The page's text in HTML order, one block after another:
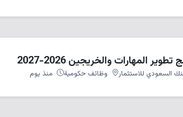
تطوير المهارات والخريجين 2026-2027
السعودي للاستثمار وظائف حكومية منذ يوم